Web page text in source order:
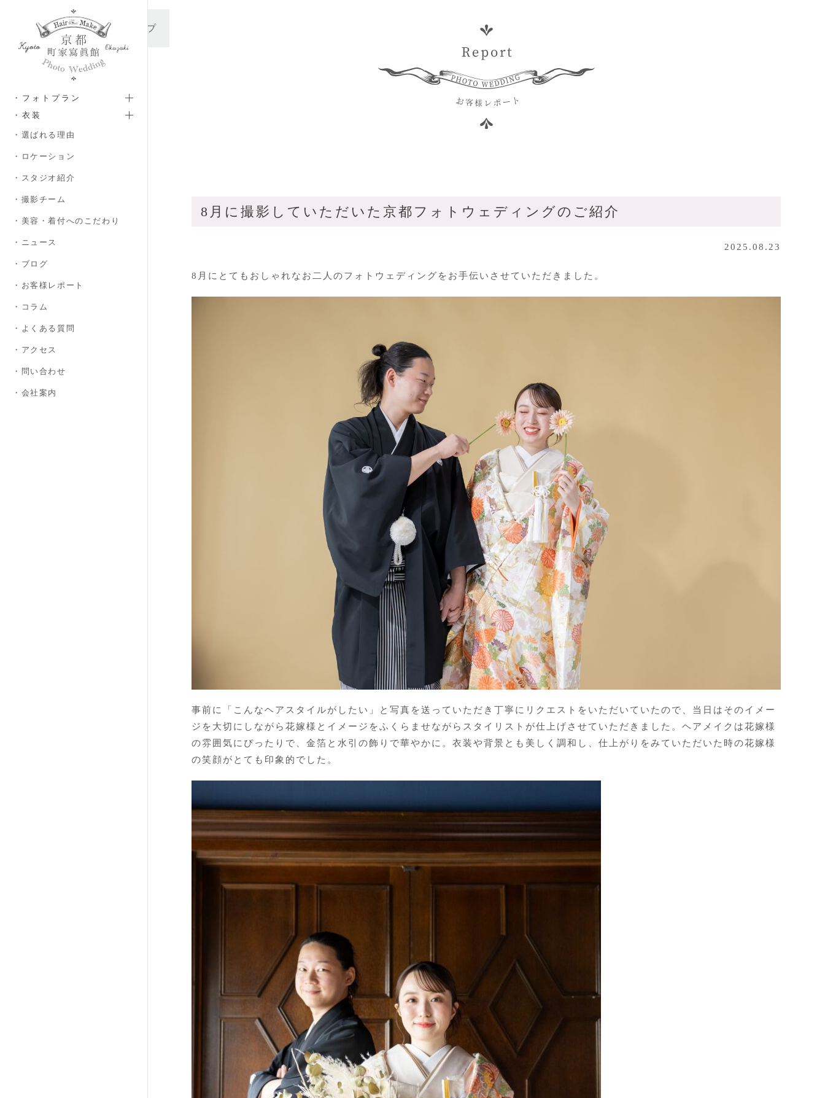
メインコンテンツへスキップ
・フォトプラン
・衣装
・選ばれる理由
・ロケーション
・スタジオ紹介
・撮影チーム
・美容・着付へのこだわり
・ニュース
・ブログ
・お客様レポート
・コラム
・よくある質問
・アクセス
・問い合わせ
・会社案内
8月に撮影していただいた京都フォトウェディングのご紹介
2025.08.23
8月にとてもおしゃれなお二人のフォトウェディングをお手伝いさせていただきました。
事前に「こんなヘアスタイルがしたい」と写真を送っていただき丁寧にリクエストをいただいていたので、当日はそのイメー
ジを大切にしながら花嫁様とイメージをふくらませながらスタイリストが仕上げさせていただきました。ヘアメイクは花嫁様
の雰囲気にぴったりで、金箔と水引の飾りで華やかに。衣装や背景とも美しく調和し、仕上がりをみていただいた時の花嫁様
の笑顔がとても印象的でした。